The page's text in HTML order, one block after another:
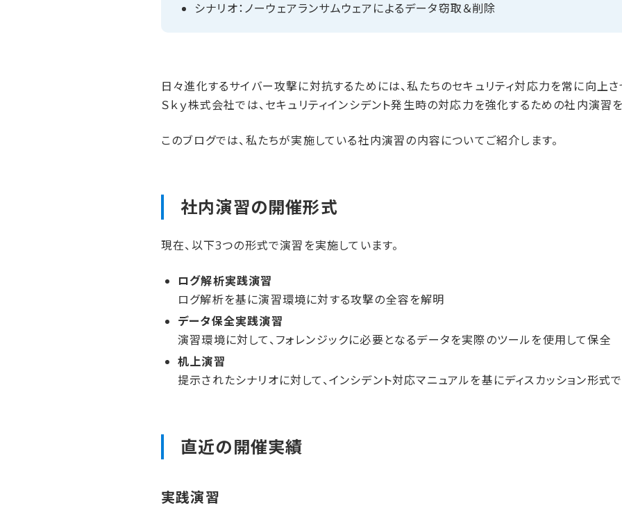
シナリオ：ノーウェアランサムウェアに​よる​データ窃取＆削除
日々進化するサイバー攻撃に対抗するためには、私たちのセキュリティ対応力を常に向上さ
Ｓｋｙ株式会社では、セキュリティインシデント発生時の対応力を強化するための社内演習
このブログでは、私たちが実施している社内演習の内容についてご紹介します。
社内演習の​開催形式
現在、以下3つの形式で演習を実施しています。
ログ解析実践演習
ログ解析を基に演習環境に対する攻撃の全容を解明
データ保全実践演習
演習環境に対して、フォレンジックに必要となるデータを実際のツールを使用して保全
机上演習
提示されたシナリオに対して、インシデント対応マニュアルを基にディスカッション形式
直近の​開催実績
実践演習